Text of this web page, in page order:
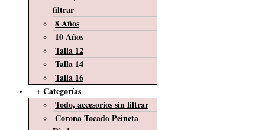
filtrar
8 Años
10 Años
Talla 12
Talla 14
Talla 16
+ Categorías
Todo, accesorios sin filtrar
Corona Tocado Peineta